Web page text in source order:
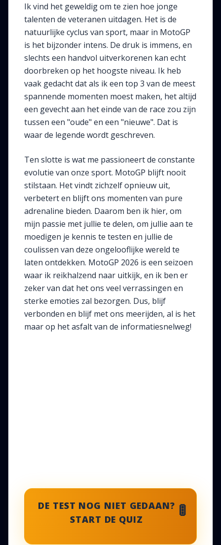
Ik vind het geweldig om te zien hoe jonge
talenten de veteranen uitdagen. Het is de
natuurlijke cyclus van sport, maar in MotoGP
is het bijzonder intens. De druk is immens, en
slechts een handvol uitverkorenen kan echt
doorbreken op het hoogste niveau. Ik heb
vaak gedacht dat als ik een top 3 van de meest
spannende momenten moest maken, het altijd
een gevecht aan het einde van de race zou zijn
tussen een "oude" en een "nieuwe". Dat is
waar de legende wordt geschreven.
Ten slotte is wat me passioneert de constante
evolutie van onze sport. MotoGP blijft nooit
stilstaan. Het vindt zichzelf opnieuw uit,
verbetert en blijft ons momenten van pure
adrenaline bieden. Daarom ben ik hier, om
mijn passie met jullie te delen, om jullie aan te
moedigen je kennis te testen en jullie de
coulissen van deze ongelooflijke wereld te
laten ontdekken. MotoGP 2026 is een seizoen
waar ik reikhalzend naar uitkijk, en ik ben er
zeker van dat het ons veel verrassingen en
sterke emoties zal bezorgen. Dus, blijf
verbonden en blijf met ons meerijden, al is het
maar op het asfalt van de informatiesnelweg!
DE TEST NOG NIET GEDAAN?
START DE QUIZ
🚦